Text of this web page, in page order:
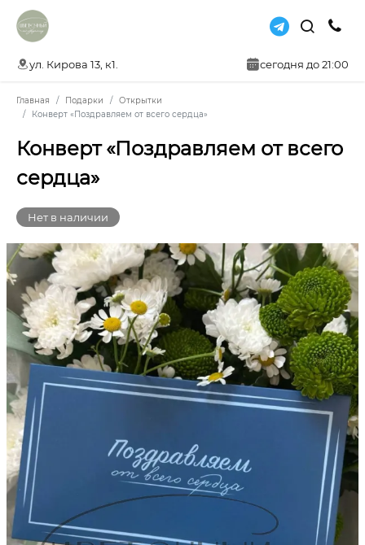
ул. Кирова 13, к1. сегодня до 21:00
Главная Подарки
Открытки
Конверт «Поздравляем от всего сердца»
Конверт «Поздравляем от всего
сердца»
Нет в наличии